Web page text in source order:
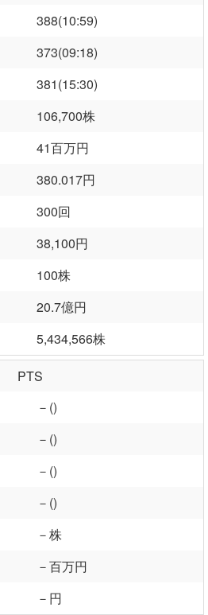
388(10:59)
373(09:18)
381(15:30)
106,700株
41百万円
380.017円
300回
38,100円
100株
20.7億円
5,434,566株
PTS
－()
－()
－()
－()
－株
－百万円
－円